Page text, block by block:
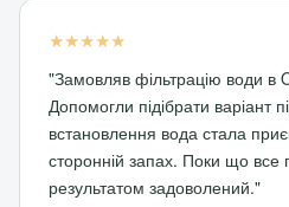
★★★★★
"Замовляв фільтрацію води в
Допомогли підібрати варіант
встановлення вода стала
сторонній запах. Поки що
результатом задоволений."